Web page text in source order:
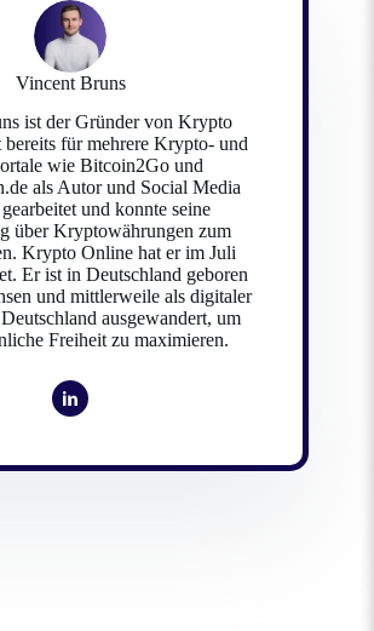
Vincent Bruns
ist der Gründer von Krypto
für mehrere Krypto- und
wie Bitcoin2Go und
als Autor und Social Media
und konnte seine
über Kryptowährungen zum
Krypto Online hat er im Juli
Er ist in Deutschland geboren
und mittlerweile als digitaler
ausgewandert, um
Freiheit zu maximieren.